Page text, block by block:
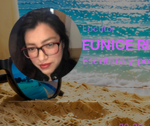
Locutor
EUNICE
Escritora y